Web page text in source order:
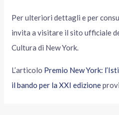
Per ulteriori dettagli e per
invita a visitare il sito ufficiale
Cultura di New York.
L’articolo Premio New York:
il bando per la XXI edizione